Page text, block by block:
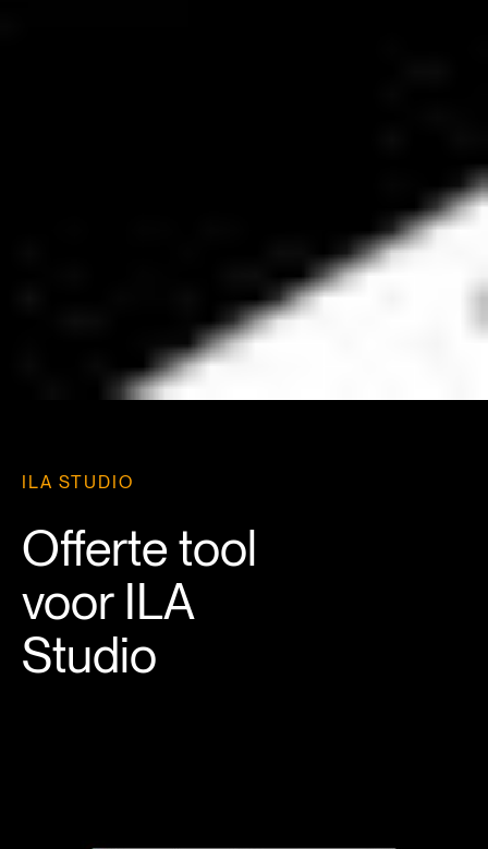
ILA STUDIO
Offerte tool
voor ILA
Studio